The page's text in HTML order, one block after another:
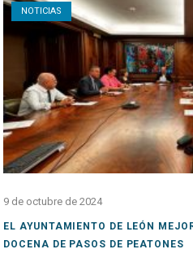
NOTICIAS
9 de octubre de 2024
EL AYUNTAMIENTO DE LEÓN
DOCENA DE PASOS DE PEATONES